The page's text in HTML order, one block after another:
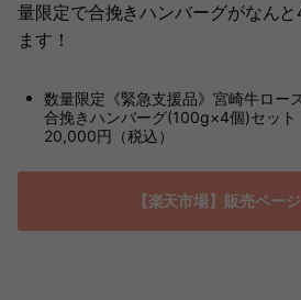
量限定で合挽きハンバーグがなん
ます！
数量限定《緊急支援品》宮崎牛ロー
合挽きハンバーグ(100g×4個)セット
20,000円（税込）
【楽天市場】販売ペー